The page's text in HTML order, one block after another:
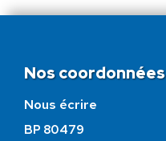
Nos coordonnées
Nous écrire
BP 80479